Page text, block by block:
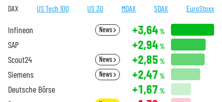
DAX US Tech 100 US 30 MDAX SDAX EuroStoxx
Infineon News +3,64%
SAP +2,94%
Scout24 News +2,85 %
Siemens News +2,47 %
Deutsche Börse +1,67 %